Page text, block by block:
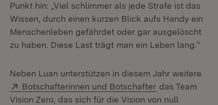
Punkt hin: „Viel schlimmer als jede Strafe ist das
Wissen, durch einen kurzen Blick aufs Handy ein
Menschenleben gefährdet oder gar ausgelöscht
zu haben. Diese Last trägt man ein Leben lang.“
Neben Luan unterstützen in diesem Jahr weitere
Extern:
Botschafterinnen und Botschafter (Öffnet in
das Team
Vision Zero, das sich für die Vision von null